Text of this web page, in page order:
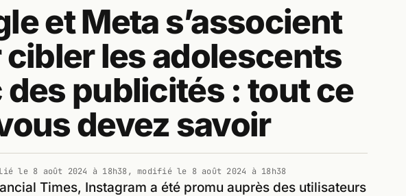
et Meta s’associent
les adolescents
des publicités : tout ce
devez savoir
le 8 août 2024 à 18h38, modifié le 8 août 2024 à 18h38
Times, Instagram a été promu auprès des utilisateurs